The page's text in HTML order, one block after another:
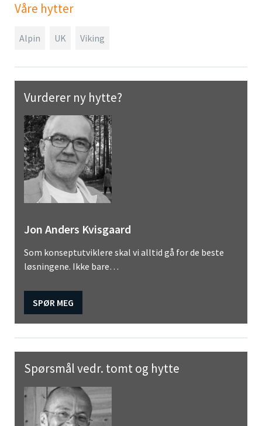
Våre hytter
Alpin UK Viking
Vurderer ny hytte?
Jon Anders Kvisgaard
Som konseptutviklere skal vi alltid gå for de beste
løsningene. Ikke bare…
SPØR MEG
Spørsmål vedr. tomt og hytte